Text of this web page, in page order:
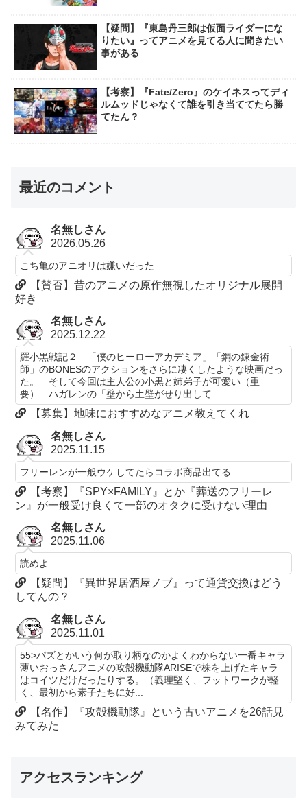
【疑問】『東島丹三郎は仮面ライダーにな
りたい』ってアニメを見てる人に聞きたい
事がある
【考察】『Fate/Zero』のケイネスってディ
ルムッドじゃなくて誰を引き当ててたら勝
てたん？
最近のコメント
名無しさん
2026.05.26
こち亀のアニオリは嫌いだった
【賛否】昔のアニメの原作無視したオリジナル展開
好き
名無しさん
2025.12.22
羅小黒戦記２ 「僕のヒーローアカデミア」「鋼の錬金術
師」のBONESのアクションをさらに凄くしたような映画だっ
た。 そして今回は主人公の小黒と姉弟子が可愛い（重
要） ハガレンの「壁から土壁がせり出して...
【募集】地味におすすめなアニメ教えてくれ
名無しさん
2025.11.15
フリーレンが一般ウケしてたらコラボ商品出てる
【考察】『SPY×FAMILY』とか『葬送のフリーレ
ン』が一般受け良くて一部のオタクに受けない理由
名無しさん
2025.11.06
読めよ
【疑問】『異世界居酒屋ノブ』って通貨交換はどう
してんの？
名無しさん
2025.11.01
55>パズとかいう何が取り柄なのかよくわからない一番キャラ
薄いおっさんアニメの攻殻機動隊ARISEで株を上げたキャラ
はコイツだけだったりする。（義理堅く、フットワークが軽
く、最初から素子たちに好...
【名作】『攻殻機動隊』という古いアニメを26話見
みてみた
アクセスランキング